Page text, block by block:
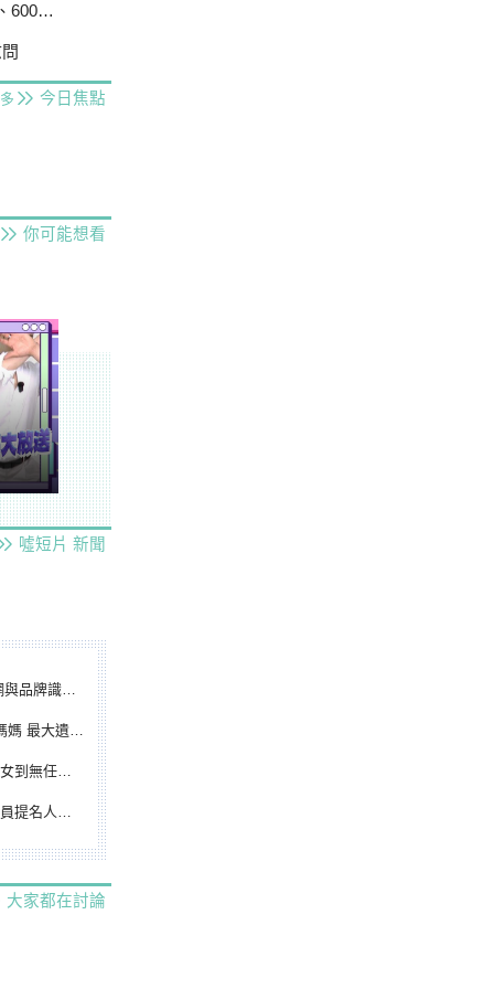
停電
今日焦點
你可能想看
噓短片 新聞
誌重磅啟用
憾無緣大聯盟
判人生國際發光
名 將另提他人
大家都在討論